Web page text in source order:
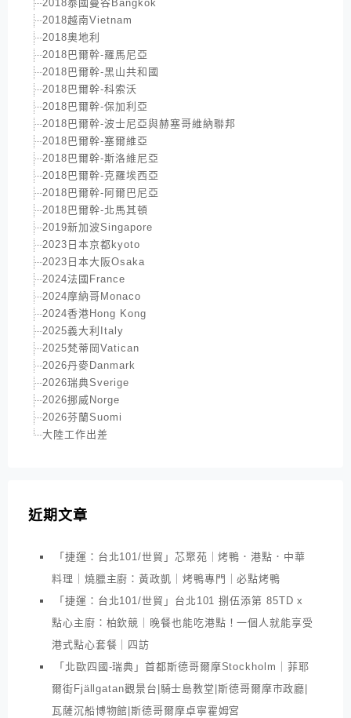
2018泰國曼谷Bangkok
2018越南Vietnam
2018奧地利
2018巴爾幹-羅馬尼亞
2018巴爾幹-黑山共和國
2018巴爾幹-科索沃
2018巴爾幹-保加利亞
2018巴爾幹-波士尼亞與赫塞哥維納聯邦
2018巴爾幹-塞爾維亞
2018巴爾幹-斯洛維尼亞
2018巴爾幹-克羅埃西亞
2018巴爾幹-阿爾巴尼亞
2018巴爾幹-北馬其頓
2019新加波Singapore
2023日本京都kyoto
2023日本大阪Osaka
2024法國France
2024摩納哥Monaco
2024香港Hong Kong
2025義大利Italy
2025梵蒂岡Vatican
2026丹麥Danmark
2026瑞典Sverige
2026挪威Norge
2026芬蘭Suomi
大陸工作出差
近期文章
「捷運：台北101/世貿」芯聚苑｜烤鴨．港點．中華
料理｜燒臘主廚：黃政凱｜烤鴨專門｜必點烤鴨
「捷運：台北101/世貿」台北101 捌伍添第 85TD x
點心主廚：柏欽競｜晚餐也能吃港點！一個人就能享受
港式點心套餐｜四訪
「北歐四國-瑞典」首都斯德哥爾摩Stockholm｜菲耶
爾街Fjällgatan觀景台|騎士島教堂|斯德哥爾摩市政廳|
瓦薩沉船博物館|斯德哥爾摩卓寧霍姆宮